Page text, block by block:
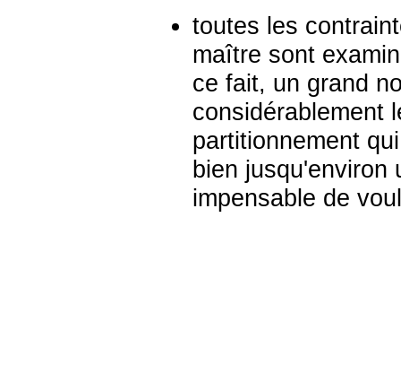
toutes les
maître sont
ce fait, un grand
considérablement
partitionnement
bien jusqu'environ
impensable de